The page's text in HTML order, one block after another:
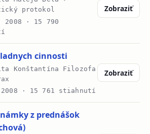
protokol
2008 · 15 790
Zobraziť
cinnosti
Konštantína Filozofa
2008 · 15 761 stiahnutí
Zobraziť
z prednášok